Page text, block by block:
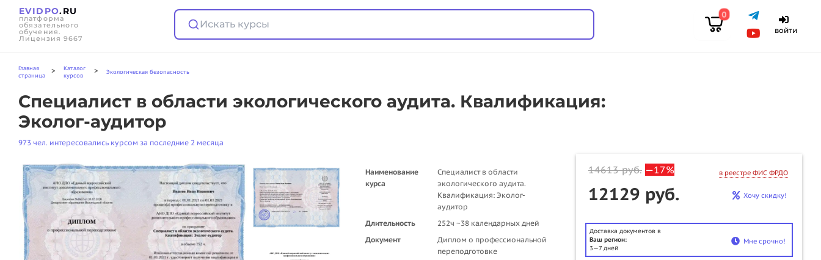
EVIDPO.RU
платформа
обязательного
обучения.
Лицензия 9667
Искать курсы
0
войти
Главная
страница
>
Каталог
курсов
> Экологическая безопасность
Специалист в области экологического аудита. Квалификация:
Эколог-аудитор
973 чел. интересовались курсом за последние 2 месяца
Наименование
курса
Специалист в области
экологического аудита.
Квалификация: Эколог-
аудитор
Длительность
252ч ~38 календарных дней
Документ
Диплом о профессиональной
переподготовке
14613руб. —17% в реестре ФИС ФРДО
12129 руб. Хочу скидку!
Доставка документов в
Ваш регион:
3—7 дней
Мне срочно!